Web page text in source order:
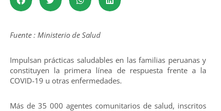
Fuente : Ministerio de Salud
Impulsan prácticas saludables en las familias peruanas y
constituyen la primera línea de respuesta frente a la
COVID-19 u otras enfermedades.
Más de 35 000 agentes comunitarios de salud, inscritos